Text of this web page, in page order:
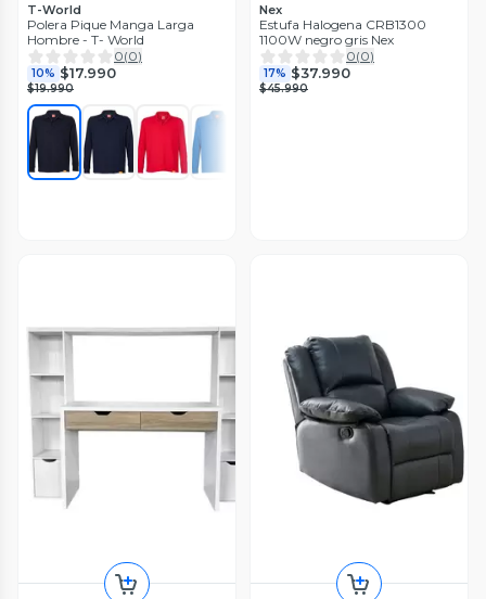
T-World
Polera Pique Manga Larga
Hombre - T- World
0(0)
10% $17.990
$19.990
Nex
Estufa Halogena CRB1300
1100W negro gris Nex
0(0)
17% $37.990
$45.990